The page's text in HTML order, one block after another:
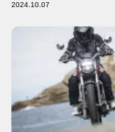
2024.10.07